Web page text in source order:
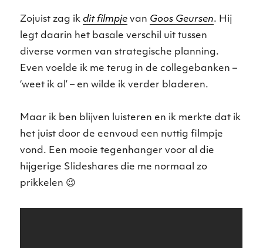
Zojuist zag ikdit filmpje van Goos Geursen. Hij
legt daarin het basale verschil uit tussen
diverse vormen van strategische planning.
Even voelde ik me terug in de collegebanken –
‘weet ik al’ – en wilde ik verder bladeren.
Maar ik ben blijven luisteren en ik merkte dat ik
het juist door de eenvoud een nuttig filmpje
vond. Een mooie tegenhanger voor al die
hijgerige Slideshares die me normaal zo
prikkelen 😉